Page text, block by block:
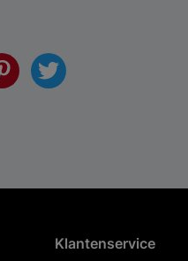
Klantenservice